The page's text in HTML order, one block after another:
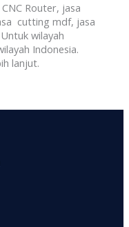
Router, jasa
cutting mdf, jasa
wilayah
Indonesia.
lanjut.